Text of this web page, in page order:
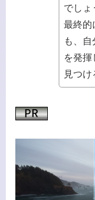
でしょ
最終的
も、
を発
見つけ